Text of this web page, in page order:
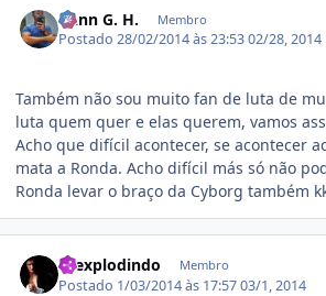
Ðann G. H. Membro
Postado28/02/2014 às 23:5302/28, 2014
Também não sou muito fan de luta de
luta quem quer e elas querem, vamos
Acho que difícil acontecer, se acontecer
mata a Ronda. Acho difícil más só não
Ronda levar o braço da Cyborg também
toexplodindo Membro
Postado 1/03/2014 às 17:5703/1, 2014